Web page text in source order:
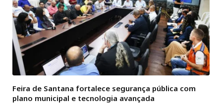
Feira de Santana fortalece segurança pública com
plano municipal e tecnologia avançada